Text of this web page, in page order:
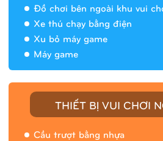
Đồ chơi bên ngoài khu vui
Xe thú chạy bằng điện
Xu bỏ máy game
Máy game
THIẾT BỊ VUI CHƠI
Cầu trượt bằng nhựa